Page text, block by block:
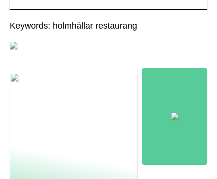
Keywords: holmhällar restaurang